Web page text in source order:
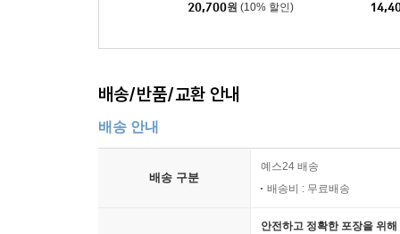
20,700원 (10% 할인)
배송/반품/교환 안내
배송 안내
배송 구분
예스24 배송
배송비 : 무료배송
안전하고 정확한 포장을 위